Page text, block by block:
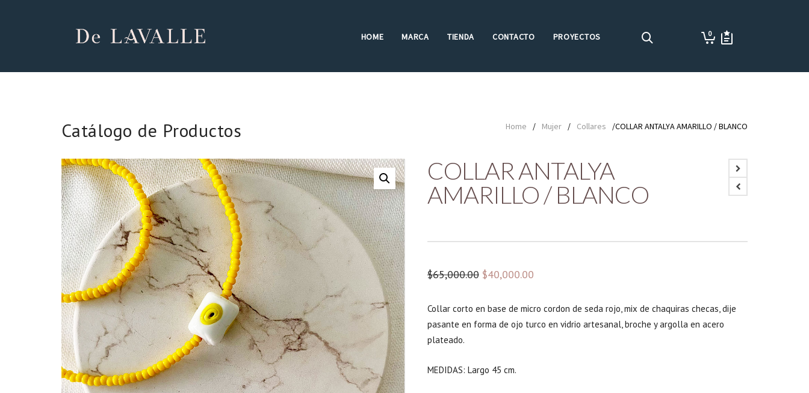
0
HOME MARCA TIENDA CONTACTO PROYECTOS
Catálogo de Productos Home / Mujer / Collares /COLLAR ANTALYA AMARILLO / BLANCO
COLLAR ANTALYA
AMARILLO / BLANCO
$65,000.00 El
original
era:
$40,000.00El
actual
es:
Collar corto en base de micro cordon de seda rojo, mix de chaquiras checas, dije
pasante en forma de ojo turco en vidrio artesanal, broche y argolla en acero
plateado.
MEDIDAS: Largo 45 cm.